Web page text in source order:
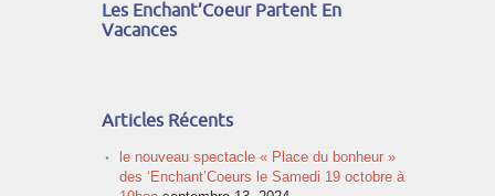
Les Enchant’Coeur Partent En
Vacances
Articles Récents
le nouveau spectacle « Place du bonheur »
des ‘Enchant’Coeurs le Samedi 19 octobre à